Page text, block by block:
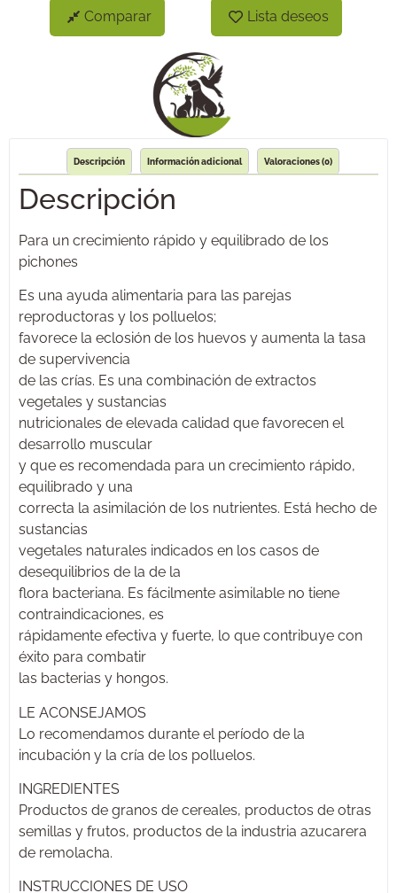
Comparar Lista deseos
Descripción Información adicional Valoraciones (0)
Descripción
Para un crecimiento rápido y equilibrado de los
pichones
Es una ayuda alimentaria para las parejas
reproductoras y los polluelos;
favorece la eclosión de los huevos y aumenta la tasa
de supervivencia
de las crías. Es una combinación de extractos
vegetales y sustancias
nutricionales de elevada calidad que favorecen el
desarrollo muscular
y que es recomendada para un crecimiento rápido,
equilibrado y una
correcta la asimilación de los nutrientes. Está hecho de
sustancias
vegetales naturales indicados en los casos de
desequilibrios de la de la
flora bacteriana. Es fácilmente asimilable no tiene
contraindicaciones, es
rápidamente efectiva y fuerte, lo que contribuye con
éxito para combatir
las bacterias y hongos.
LE ACONSEJAMOS
Lo recomendamos durante el período de la
incubación y la cría de los polluelos.
INGREDIENTES
Productos de granos de cereales, productos de otras
semillas y frutos, productos de la industria azucarera
de remolacha.
INSTRUCCIONES DE USO